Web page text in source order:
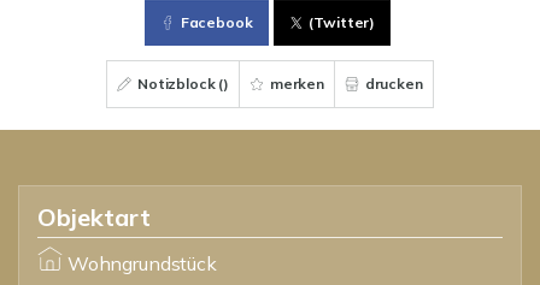
Facebook (Twitter)
Notizblock () merken drucken
Objektart
Wohngrundstück